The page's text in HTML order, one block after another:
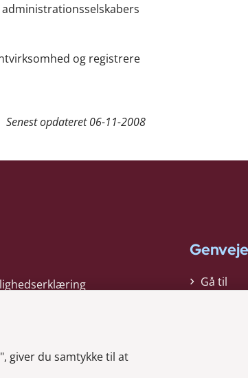
og registrere
Senest opdateret06-11-2008
Genveje
Gå til
giver du samtykke til at